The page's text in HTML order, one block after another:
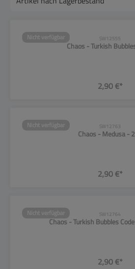
Nicht verfügbar SW12555
Chaos - Turkish
2,90 €*
Nicht verfügbar SW12763
Chaos - Medusa -
2,90 €*
Nicht verfügbar SW12764
Chaos - Turkish Bubbles
2,90 €*